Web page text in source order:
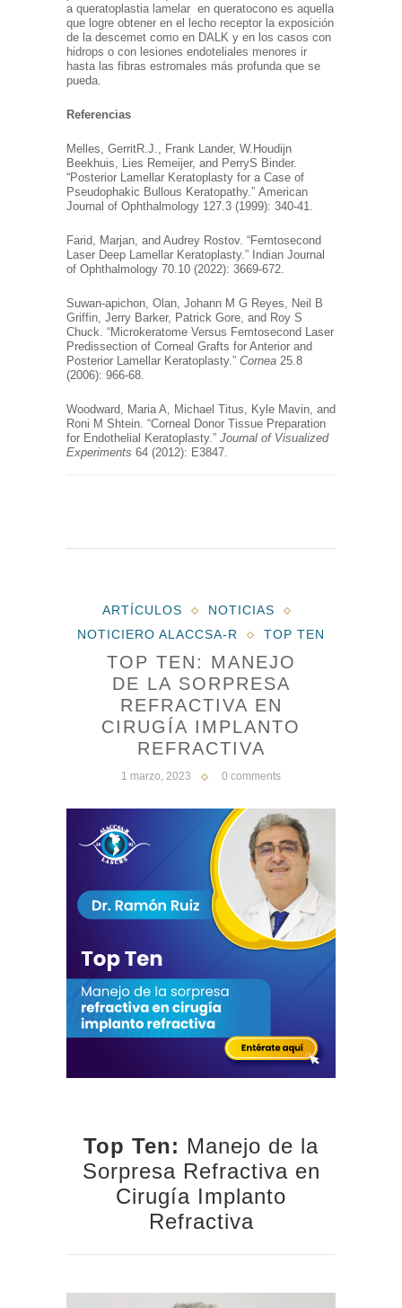
a queratoplastia lamelar en queratocono es aquella
que logre obtener en el lecho receptor la exposición
de la descemet como en DALK y en los casos con
hidrops o con lesiones endoteliales menores ir
hasta las fibras estromales más profunda que se
pueda.
Referencias
Melles, GerritR.J., Frank Lander, W.Houdijn
Beekhuis, Lies Remeijer, and PerryS Binder.
“Posterior Lamellar Keratoplasty for a Case of
Pseudophakic Bullous Keratopathy.” American
Journal of Ophthalmology 127.3 (1999): 340-41.
Farid, Marjan, and Audrey Rostov. “Femtosecond
Laser Deep Lamellar Keratoplasty.” Indian Journal
of Ophthalmology 70.10 (2022): 3669-672.
Suwan-apichon, Olan, Johann M G Reyes, Neil B
Griffin, Jerry Barker, Patrick Gore, and Roy S
Chuck. “Microkeratome Versus Femtosecond Laser
Predissection of Corneal Grafts for Anterior and
Posterior Lamellar Keratoplasty.” Cornea 25.8
(2006): 966-68.
Woodward, Maria A, Michael Titus, Kyle Mavin, and
Roni M Shtein. “Corneal Donor Tissue Preparation
for Endothelial Keratoplasty.” Journal of Visualized
Experiments 64 (2012): E3847.
ARTÍCULOS
NOTICIAS
NOTICIERO ALACCSA-R
TOP TEN
TOP TEN: MANEJO
DE LA SORPRESA
REFRACTIVA EN
CIRUGÍA IMPLANTO
REFRACTIVA
1 marzo, 2023 0 comments
Top Ten: Manejo de la
Sorpresa Refractiva en
Cirugía Implanto
Refractiva